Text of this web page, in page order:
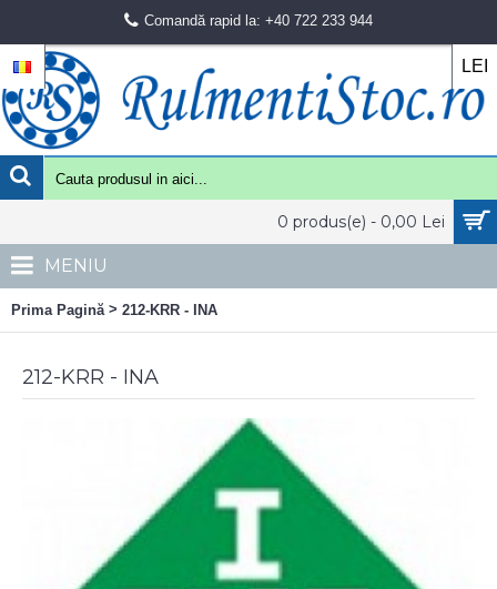
Comandă rapid la: +40 722 233 944
LEI
0 produs(e) - 0,00 Lei
MENIU
Prima Pagină > 212-KRR - INA
212-KRR - INA